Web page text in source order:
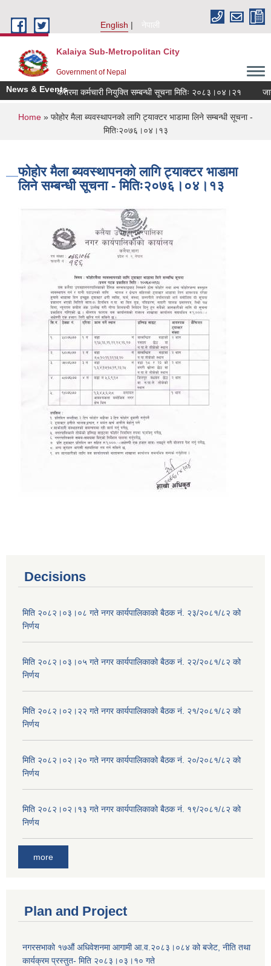
English
नेपाली
Kalaiya Sub-Metropolitan City
Government of Nepal
News & Eventsकरारमा कर्मचारी नियुक्ति सम्बन्धी सूचना मितिः २०८३।०४।२१
You are here
Home » फोहोर मैला ब्यवस्थापनको लागि ट्याक्टर भाडामा लिने सम्बन्धी सूचना -
मितिः२०७६।०४।१३
फोहोर मैला ब्यवस्थापनको लागि ट्याक्टर भाडामा
लिने सम्बन्धी सूचना - मितिः२०७६।०४।१३
Decisions
मिति २०८२।०३।०८ गते नगर कार्यपालिकाको बैठक नं. २३/२०८१/८२ को
निर्णय
मिति २०८२।०३।०५ गते नगर कार्यपालिकाको बैठक नं. २२/२०८१/८२ को
निर्णय
मिति २०८२।०२।२२ गते नगर कार्यपालिकाको बैठक नं. २१/२०८१/८२ को
निर्णय
मिति २०८२।०२।२० गते नगर कार्यपालिकाको बैठक नं. २०/२०८१/८२ को
निर्णय
मिति २०८२।०२।१३ गते नगर कार्यपालिकाको बैठक नं. १९/२०८१/८२ को
निर्णय
more
Plan and Project
नगरसभाको १७औं अधिवेशनमा आगामी आ.व.२०८३।०८४ को बजेट, नीति तथा
कार्यक्रम प्रस्तुत- मिति २०८३।०३।१० गते